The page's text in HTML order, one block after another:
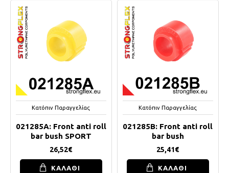
Κατόπιν Παραγγελίας
021285A: Front anti roll
bar bush SPORT
26,52€
ΚΑΛΑΘΙ
Κατόπιν Παραγγελίας
021285B: Front anti roll
bar bush
25,41€
ΚΑΛΑΘΙ